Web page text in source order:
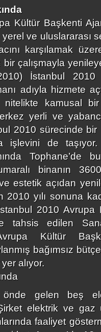
Kültür Başkenti
ve uluslararası
karşılamak
bir çalışmayla
İstanbul 2010
adıyla hizmete
nitelikte kamusal
yerli ve
2010 sürecinde bir
işlevini de
Tophane’de
binanın
estetik açıdan
2010 yılı sonuna
2010 Avrupa
tahsis edilen
Kültür
bağımsız
alıyor.
önde gelen beş
elektrik ve gaz
faaliyet